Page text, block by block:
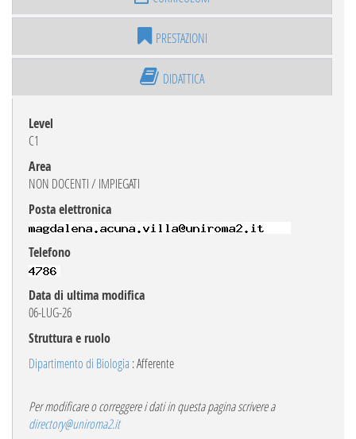
PRESTAZIONI
DIDATTICA
Level
C1
Area
NON DOCENTI / IMPIEGATI
Posta elettronica
Telefono
Data di ultima modifica
06-LUG-26
Struttura e ruolo
Dipartimento di Biologia : Afferente
Per modificare o correggere i dati in questa pagina scrivere a
directory@uniroma2.it